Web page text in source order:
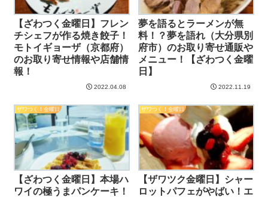
【ざわつく金曜日】フレン
チシェフが作る焼き餃子！
モトイギョーザ（京都府）
のお取り寄せ情報や店舗情
報！
2022.04.08
夢を語るとラーメンが無
料！？夢を語れ（大分県別
府市）のお取り寄せ通販や
メニュー！【ざわつく金曜
日】
2022.11.19
ザワつく！金曜日
【ざわつく金曜日】本場ハ
ワイの極うまパンケーキ！
ザワつく！金曜日
【ザワツク金曜日】シャー
ロットパフェがやばい！エ